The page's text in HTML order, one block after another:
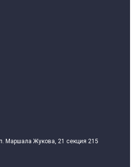
Маршала Жукова, 21 секция 215